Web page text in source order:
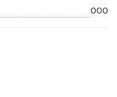
000